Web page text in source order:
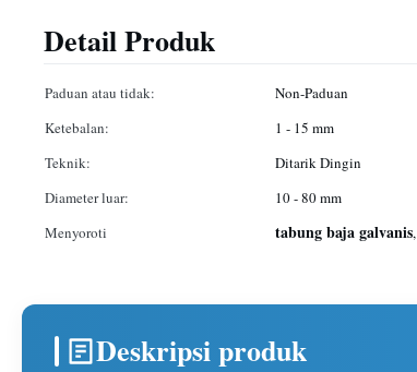
Detail Produk
Paduan atau tidak: Non-Paduan
Ketebalan:
1 - 15 mm
Teknik:
Ditarik Dingin
Diameter luar:
10 - 80 mm
Menyoroti
tabung baja galvanis,
Deskripsi produk